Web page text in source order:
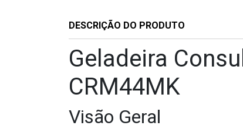
DESCRIÇÃO DO PRODUTO
Geladeira
CRM44MK
Visão Geral